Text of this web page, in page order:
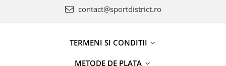
contact@sportdistrict.ro
TERMENI SI CONDITII
METODE DE PLATA